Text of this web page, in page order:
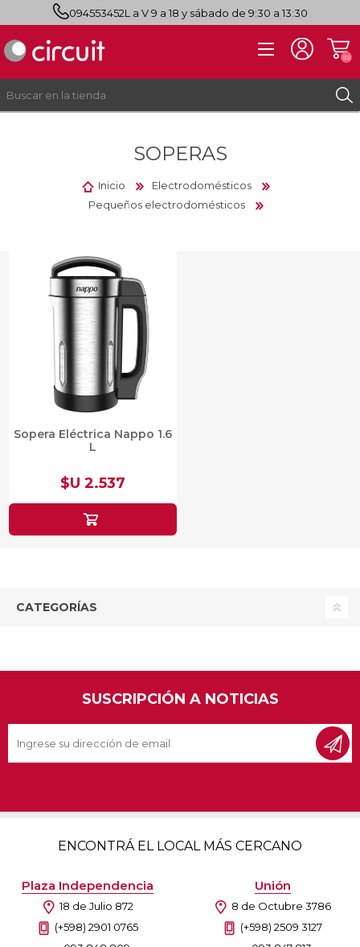
094553452L a V 9 a 18 y sábado de 9:30 a 13:30
INICIAR SESIÓN
(0)
SOPERAS
Inicio
Electrodomésticos
Pequeños electrodomésticos
Sopera Eléctrica Nappo 1.6
L
$U 2.537
CATEGORÍAS
SUSCRIPCIÓN A NOTICIAS
ENCONTRÁ EL LOCAL MÁS CERCANO
Plaza Independencia
18 de Julio 872
(+598) 2901 0765
Unión
8 de Octubre 3786
(+598) 2509 3127